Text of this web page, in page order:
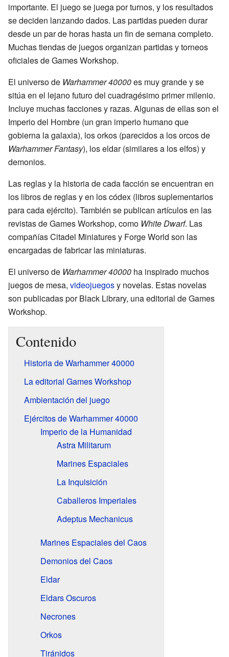
importante. El juego se juega por turnos, y los resultados
se deciden lanzando dados. Las partidas pueden durar
desde un par de horas hasta un fin de semana completo.
Muchas tiendas de juegos organizan partidas y torneos
oficiales de Games Workshop.
El universo de Warhammer 40000es muy grande y se
sitúa en el lejano futuro del cuadragésimo primer milenio.
Incluye muchas facciones y razas. Algunas de ellas son el
Imperio del Hombre (un gran imperio humano que
gobierna la galaxia), los orkos (parecidos a los orcos de
Warhammer Fantasy), los eldar (similares a los elfos) y
demonios.
Las reglas y la historia de cada facción se encuentran en
los libros de reglas y en los códex (libros suplementarios
para cada ejército). También se publican artículos en las
revistas de Games Workshop, como White Dwarf. Las
compañías Citadel Miniatures y Forge World son las
encargadas de fabricar las miniaturas.
El universo de Warhammer 40000 ha inspirado muchos
juegos de mesa, videojuegosy novelas. Estas novelas
son publicadas por Black Library, una editorial de Games
Workshop.
Contenido
Historia de Warhammer 40000
La editorial Games Workshop
Ambientación del juego
Ejércitos de Warhammer 40000
Imperio de la Humanidad
Astra Militarum
Marines Espaciales
La Inquisición
Caballeros Imperiales
Adeptus Mechanicus
Marines Espaciales del Caos
Demonios del Caos
Eldar
Eldars Oscuros
Necrones
Orkos
Tiránidos